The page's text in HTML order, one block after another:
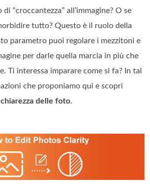
“croccantezza” all’immagine? O se
tutto? Questo è il ruolo della
parametro puoi regolare i mezzitoni e
per darle quella marcia in più che
Ti interessa imparare come si fa? In tal
che proponiamo qui e scopri
delle foto.